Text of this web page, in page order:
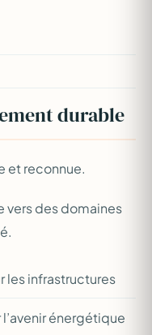
durable
et reconnue.
vers des domaines
les infrastructures
l’avenir énergétique